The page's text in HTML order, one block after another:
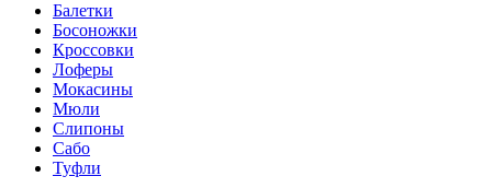
Балетки
Босоножки
Кроссовки
Лоферы
Мокасины
Мюли
Слипоны
Сабо
Туфли